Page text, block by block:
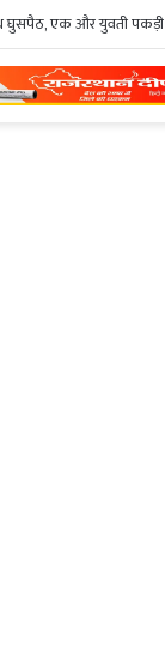
घुसपैठ, एक और युवती पकड़ी